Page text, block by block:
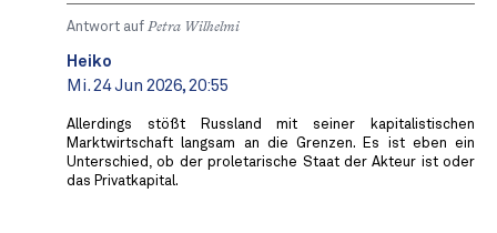
Antwort auf Petra Wilhelmi
Heiko
Mi. 24 Jun 2026, 20:55
Allerdings stößt Russland mit seiner kapitalistischen
Marktwirtschaft langsam an die Grenzen. Es ist eben ein
Unterschied, ob der proletarische Staat der Akteur ist oder
das Privatkapital.